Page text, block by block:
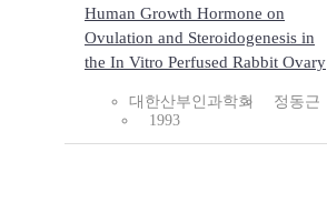
Human Growth Hormone on
Ovulation and Steroidogenesis in
the In Vitro Perfused Rabbit Ovary
대한산부인과학회
정동근
1993